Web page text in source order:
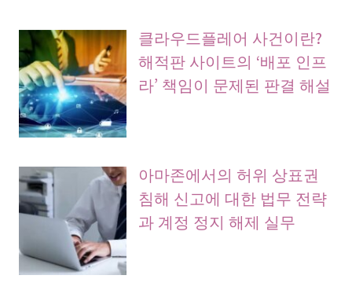
클라우드플레어 사건이란?
해적판 사이트의 ‘배포 인프
라’ 책임이 문제된 판결 해설
아마존에서의 허위 상표권
침해 신고에 대한 법무 전략
과 계정 정지 해제 실무